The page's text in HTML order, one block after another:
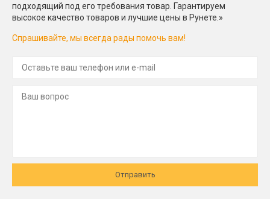
подходящий под его требования товар. Гарантируем
высокое качество товаров и лучшие цены в Рунете.»
Спрашивайте, мы всегда рады помочь вам!
Отправить